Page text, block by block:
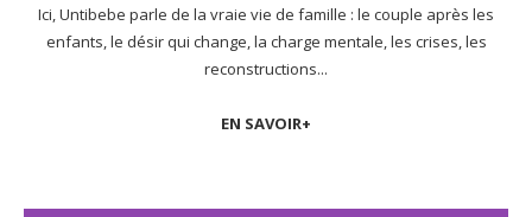
Ici, Untibebe parle de la vraie vie de famille : le couple après les
enfants, le désir qui change, la charge mentale, les crises, les
reconstructions...
EN SAVOIR+